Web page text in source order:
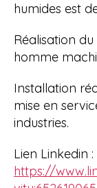
humides est
Réalisation
homme
Installation
mise en
industries.
Lien Linkedin :
https://